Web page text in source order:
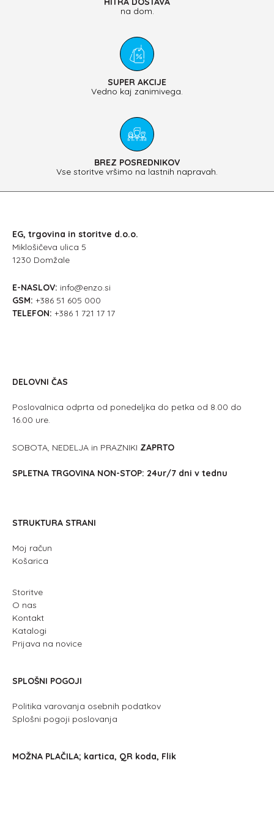
na dom.
SUPER AKCIJE
Vedno kaj zanimivega.
BREZ POSREDNIKOV
Vse storitve vršimo na lastnih napravah.
EG, trgovina in storitve d.o.o.
Miklošičeva ulica 5
1230 Domžale
E-NASLOV: info@enzo.si
GSM: +386 51 605 000
TELEFON: +386 1 721 17 17
DELOVNI ČAS
Poslovalnica odprta od ponedeljka do petka od 8.00 do
16.00 ure.
SOBOTA, NEDELJA in PRAZNIKI ZAPRTO
SPLETNA TRGOVINA NON-STOP: 24ur/7 dni v tednu
STRUKTURA STRANI
Moj račun
Košarica
Storitve
O nas
Kontakt
Katalogi
Prijava na novice
SPLOŠNI POGOJI
Politika varovanja osebnih podatkov
Splošni pogoji poslovanja
MOŽNA PLAČILA; kartica, QR koda, Flik